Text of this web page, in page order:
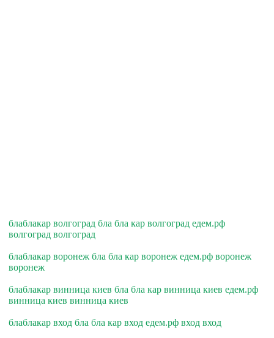
блаблакар волгоград бла бла кар волгоград едем.рф
волгоград волгоград
блаблакар воронеж бла бла кар воронеж едем.рф воронеж
воронеж
блаблакар винница киев бла бла кар винница киев едем.рф
винница киев винница киев
блаблакар вход бла бла кар вход едем.рф вход вход